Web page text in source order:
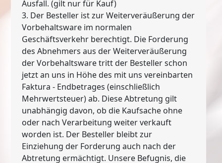
Ausfall. (gilt nur für Kauf)
3. Der Besteller ist zur Weiterveräußerung der
Vorbehaltsware im normalen
Geschäftsverkehr berechtigt. Die Forderung
des Abnehmers aus der Weiterveräußerung
der Vorbehaltsware tritt der Besteller schon
jetzt an uns in Höhe des mit uns vereinbarten
Faktura - Endbetrages (einschließlich
Mehrwertsteuer) ab. Diese Abtretung gilt
unabhängig davon, ob die Kaufsache ohne
oder nach Verarbeitung weiter verkauft
worden ist. Der Besteller bleibt zur
Einziehung der Forderung auch nach der
Abtretung ermächtigt. Unsere Befugnis, die